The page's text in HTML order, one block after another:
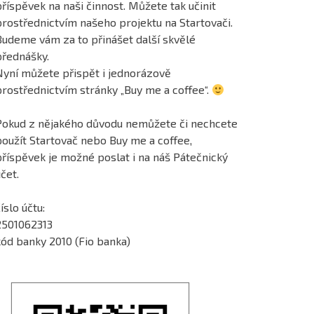
na naši činnost. Můžete tak učinit
našeho projektu na Startovači.
vám za to přinášet další skvělé
můžete přispět i jednorázově
stránky „Buy me a coffee“.
z nějakého důvodu nemůžete či nechcete
Startovač nebo Buy me a coffee,
je možné poslat i na náš Pátečnický
účtu:
banky 2010 (Fio banka)